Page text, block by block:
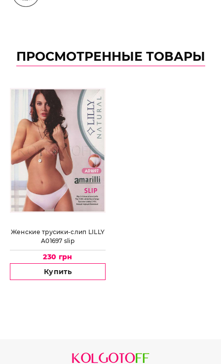
ПРОСМОТРЕННЫЕ ТОВАРЫ
Женские трусики-слип LILLY
A01697 slip
230 грн
Купить